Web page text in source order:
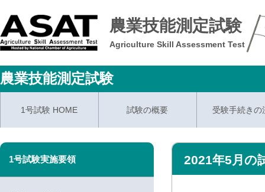
農業技能測定試験
Agriculture Skill Assessment Test
農業技能測定試験
1号試験 HOME 試験の概要 受験手続きの
2021年5月の
1号試験実施要領